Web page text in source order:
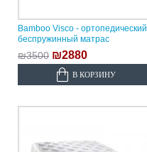
Bamboo Visco - ортопедический
беспружинный матрас
₪3500 ₪2880
В КОРЗИНУ